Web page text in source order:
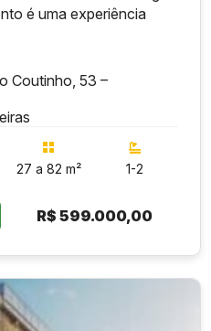
é uma experiência
Coutinho, 53 –
27 a 82 m² 1-2
R$599.000,00